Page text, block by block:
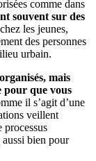
comme dans
souvent sur des
les jeunes,
des personnes
urbain.
mais
pour que vous
il s’agit d’une
veillent
processus
bien pour